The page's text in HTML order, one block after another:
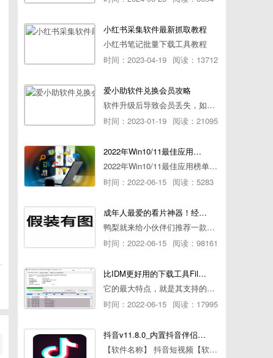
小红书采集软件最新抓取教程
小红书笔记批量下载工具教程
时间：2023-04-19 阅读：13712
爱小助软件兑换会员攻略
软件升级后导致会员丢失，如何快速兑换会员详细攻略
时间：2023-01-19 阅读：21095
2022年Win10/11最佳应用榜单出炉！ 你都用过几个？
2022年Win10/11最佳应用榜单出炉！ 你都用过几个？
时间：2022-06-15 阅读：5283
成年人最爱的看片神器！经久耐用-白嫖全网资源
鸭梨就来给小伙伴们推荐一款经久耐用的良心播放器，资源齐全无广告，可以放心使用~
时间：2022-06-15 阅读：98161
比IDM更好用的下载工具File Centipede文件蜈蚣-秒杀迅雷-直接飞起！
它的最大特点，就是其支持的下载协议几乎是市面上最全面的，包括HTTP/FTP、BT种子、磁力链接，m3u8流任务（AES-128解密）。
时间：2022-06-15 阅读：17995
抖音v11.8.0_内置抖音伴侣/视频去水印
【软件名称】 抖音短视频【软件版本】 11.8.0【软件大小】 83.74M【是否Root】不需要【测试机型】PCML10 [oppo Reno Ace]【文字介绍】 抖音短视频app是一款很有意思娱